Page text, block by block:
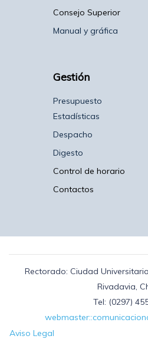
Consejo Superior
Manual y gráfica
Gestión
Presupuesto
Estadísticas
Despacho
Digesto
Control de horario
Contactos
Rectorado: Ciudad
Rivadavia,
Tel: (0297)
Aviso Legal